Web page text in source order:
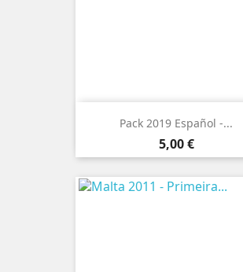
Pack 2019 Español -...
Preço
5,00 €